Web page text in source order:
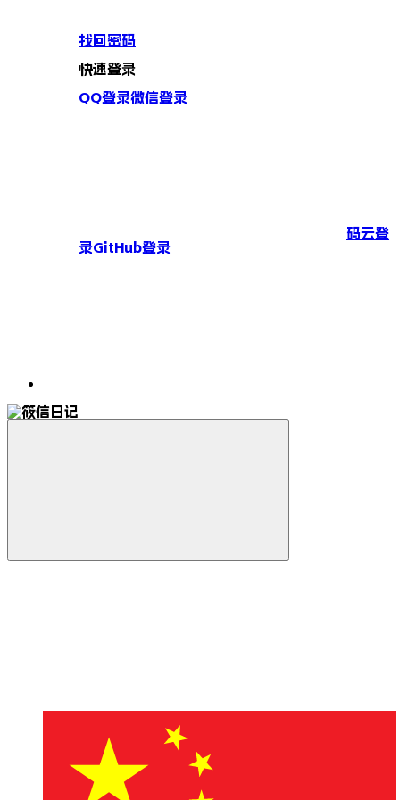
找回密码
快速登录
QQ登录微信登录
码云登
录GitHub登录